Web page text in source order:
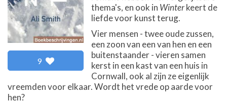
9
thema's, en ook in Winterkeert de
liefde voor kunst terug.
Vier mensen - twee oude zussen,
een zoon van een van hen en een
buitenstaander - vieren samen
kerst in een kast van een huis in
Cornwall, ook al zijn ze eigenlijk
vreemden voor elkaar. Wordt het vrede op aarde voor
hen?